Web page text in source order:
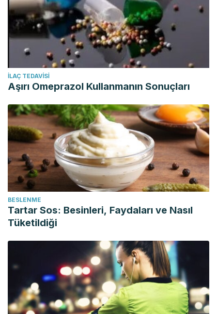
İLAÇ TEDAVISI
Aşırı Omeprazol Kullanmanın Sonuçları
BESLENME
Tartar Sos: Besinleri, Faydaları ve Nasıl
Tüketildiği